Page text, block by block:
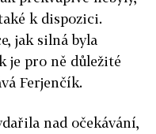
k dispozici.
jak silná byla
je pro ně důležité
Ferjenčík.
nad očekávání,